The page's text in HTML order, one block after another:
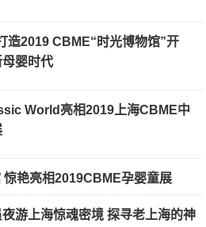
造2019 CBME“时光博物馆”开
婴时代
World亮相2019上海CBME中
艳亮相2019CBME孕婴童展
游上海惊魂密境 探寻老上海的神